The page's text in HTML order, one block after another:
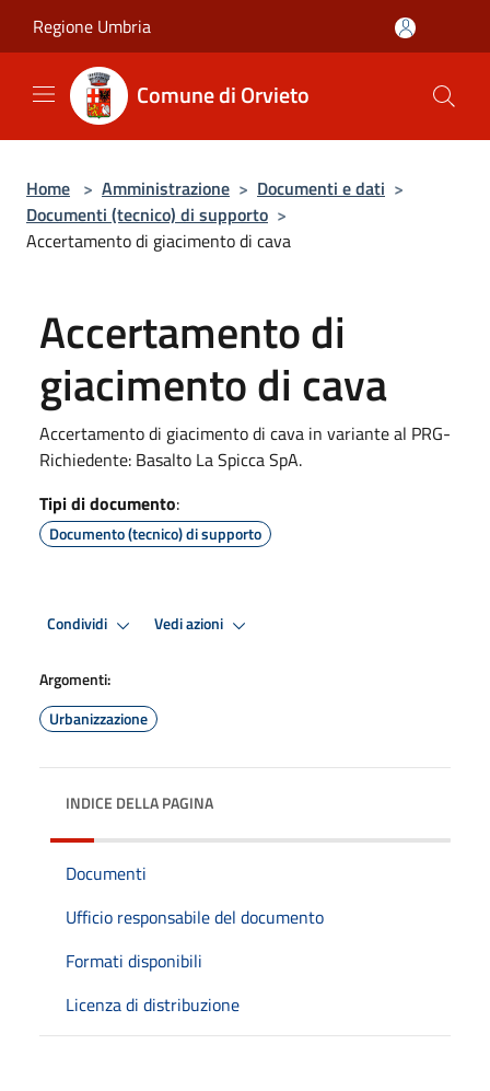
Regione Umbria
Comune di Orvieto
Home > Amministrazione > Documenti e dati >
Documenti (tecnico) di supporto >
Accertamento di giacimento di cava
Accertamento di
giacimento di cava
Accertamento di giacimento di cava in variante al PRG-
Richiedente: Basalto La Spicca SpA.
Tipi di documento:
Documento (tecnico) di supporto
Condividi Vedi azioni
Argomenti:
Urbanizzazione
INDICE DELLA PAGINA
Documenti
Ufficio responsabile del documento
Formati disponibili
Licenza di distribuzione